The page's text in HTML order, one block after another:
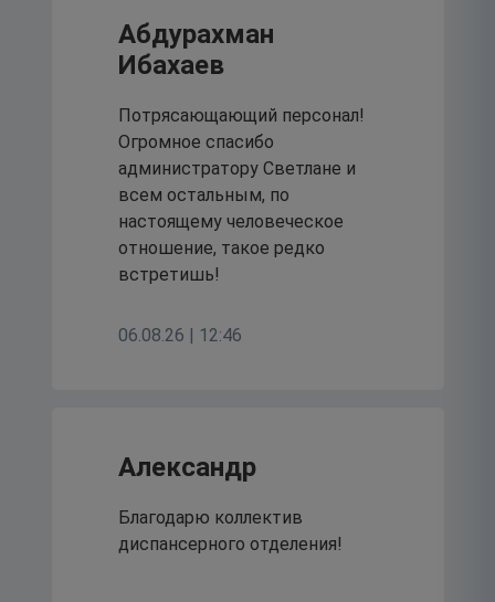
провела обновление
методического
обеспечения.
17 июля 2026
Абдурахман
Ибахаев
Потрясающающий персонал!
Огромное спасибо
администратору Светлане и
всем остальным, по
настоящему человеческое
отношение, такое редко
встретишь!
06.08.26 | 12:46
Александр
Благодарю коллектив
диспансерного отделения!